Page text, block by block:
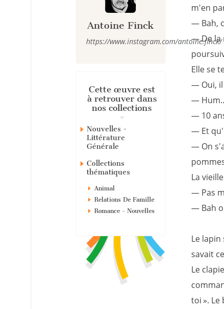
Antoine Finck
https://www.instagram.com/antoine.finck/
Cette œuvre est
à retrouver dans
nos collections
Nouvelles -
Littérature
Générale
Collections
thématiques
Animal
Relations De Famille
Romance - Nouvelles
m'en
— Bah,
— De la
Elle se
— Oui,
—
— 10
— Et
— On
La
— Pas
— Bah
Le
savait
Le
toi ».